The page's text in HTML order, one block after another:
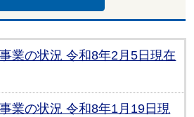
業の状況 令和8年2月5日現在
業の状況 令和8年1月19日現